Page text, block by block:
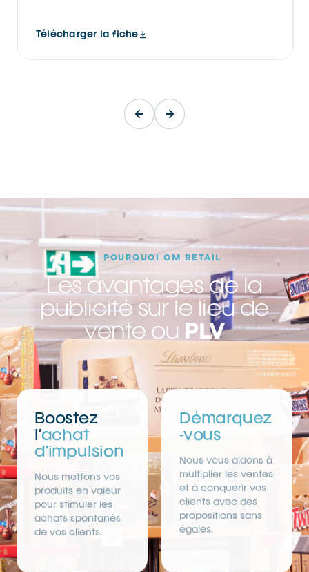
Télécharger la fiche
POURQUOI OM RETAIL
Les avantages de la
publicité sur le lieu de
vente ou
PLV
Boostez
l’achat
d’impulsion
Nous mettons vos
produits en valeur
pour stimuler les
achats spontanés
de vos clients.
Démarquez
-vous
Nous vous aidons à
multiplier les ventes
et à conquérir vos
clients avec des
propositions sans
égales.